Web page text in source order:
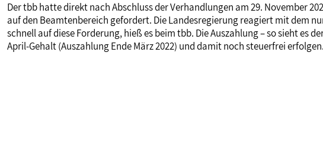
Der tbb hatte direkt nach Abschluss der Verhandlungen am 29. November
auf den Beamtenbereich gefordert. Die Landesregierung reagiert mit dem
schnell auf diese Forderung, hieß es beim tbb. Die Auszahlung – so sieht es
April-Gehalt (Auszahlung Ende März 2022) und damit noch steuerfrei erfolgen.